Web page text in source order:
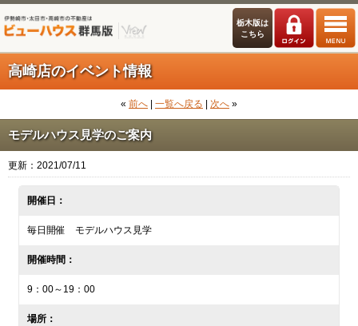
栃木版は
こちら
高崎店のイベント情報
« 前へ 一覧へ戻る 次へ »
モデルハウス見学のご案内
更新：2021/07/11
開催日：
毎日開催 モデルハウス見学
開催時間：
9：00～19：00
場所：